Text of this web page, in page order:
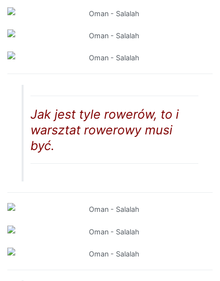
Jak jest tyle rowerów, to i
warsztat rowerowy musi
być.